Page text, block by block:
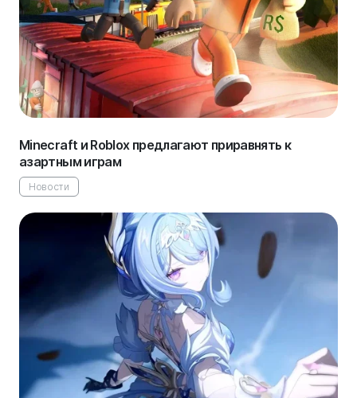
Minecraft и Roblox предлагают приравнять к
азартным играм
Новости